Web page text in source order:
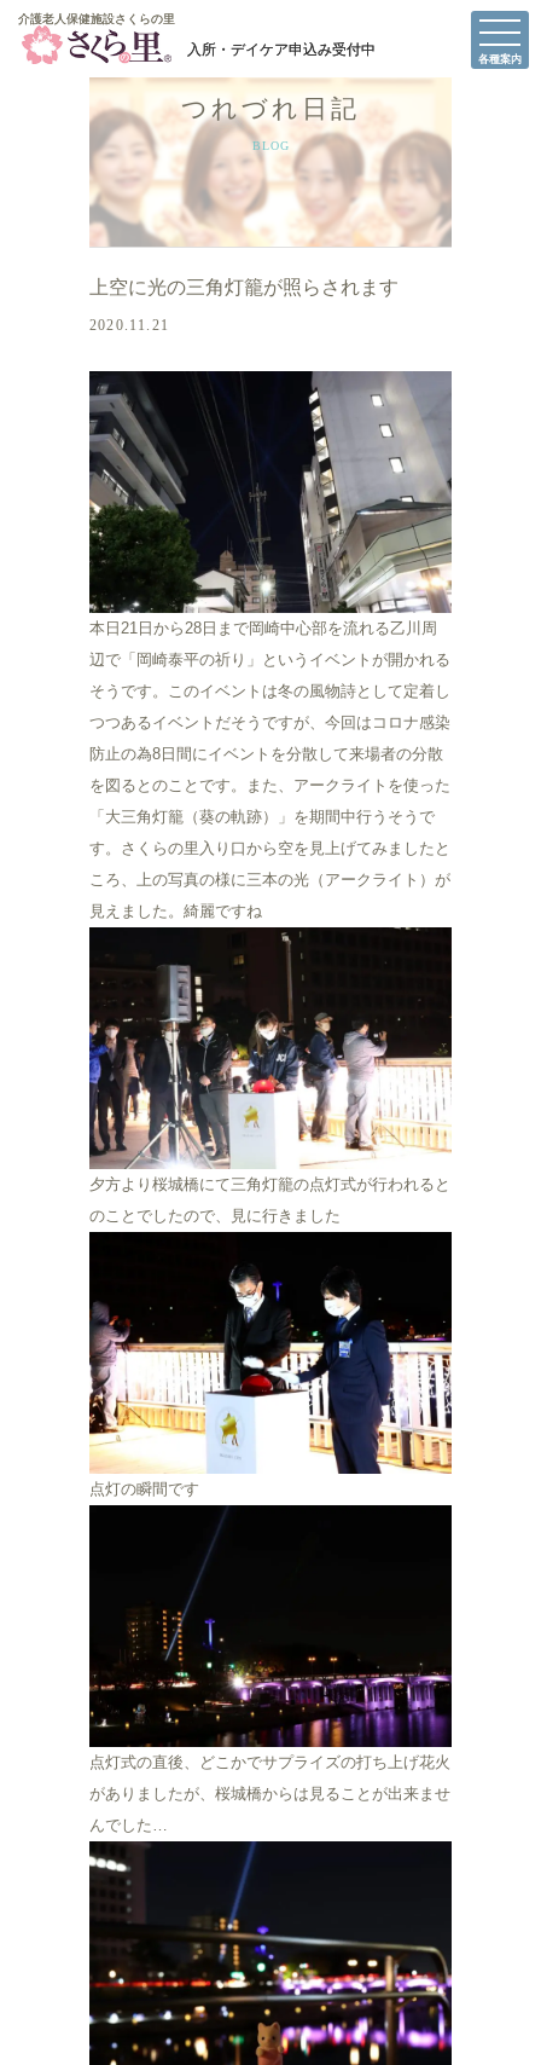
各種案内
介護老人保健施設さくらの里
介護老人保健施設さくらの里
つれづれ日記
BLOG
上空に光の三角灯籠が照らされます
2020.11.21
本日21日から28日まで岡崎中心部を流れる乙川周
辺で「岡崎泰平の祈り」というイベントが開かれる
そうです。このイベントは冬の風物詩として定着し
つつあるイベントだそうですが、今回はコロナ感染
防止の為8日間にイベントを分散して来場者の分散
を図るとのことです。また、アークライトを使った
「大三角灯籠（葵の軌跡）」を期間中行うそうで
す。さくらの里入り口から空を見上げてみましたと
ころ、上の写真の様に三本の光（アークライト）が
見えました。綺麗ですね
夕方より桜城橋にて三角灯籠の点灯式が行われると
のことでしたので、見に行きました
点灯の瞬間です
点灯式の直後、どこかでサプライズの打ち上げ花火
がありましたが、桜城橋からは見ることが出来ませ
んでした…